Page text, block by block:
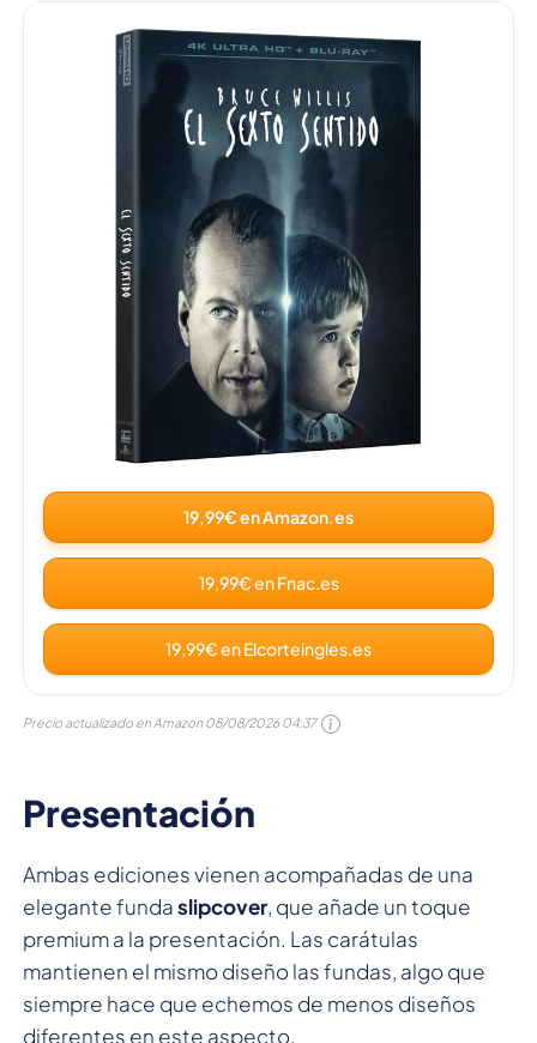
19,99€ en Amazon.es
19,99€ en Fnac.es
19,99€ en Elcorteingles.es
Precio actualizado en Amazon 08/08/2026 04:37
Presentación
Ambas ediciones vienen acompañadas de una
elegante fundaslipcover, que añade un toque
premium a la presentación. Las carátulas
mantienen el mismo diseño las fundas, algo que
siempre hace que echemos de menos diseños
diferentes en este aspecto.